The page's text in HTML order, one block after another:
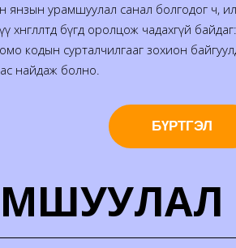
янзын урамшуулал санал болгодог ч,
бүгд оролцож чадахгүй
кодын сурталчилгааг зохион
найдаж болно.
БҮРТГЭЛ